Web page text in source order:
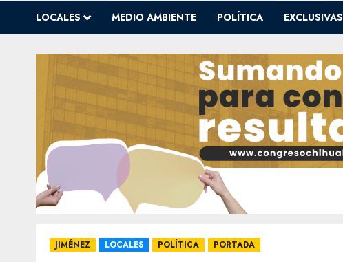
LOCALES MEDIO AMBIENTE POLÍTICA EXCLUSIVAS
JIMÉNEZ LOCALES POLÍTICA PORTADA